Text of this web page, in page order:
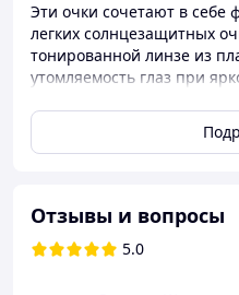
Эти очки сочетают в
легких солнцезащитных
тонированной линзе из
утомляемость глаз при
ежедневного
прогулок, за рулём или
ободковая конструкция
лице. Универсальный
подходящей как для
Отзывы и вопросы
5.0